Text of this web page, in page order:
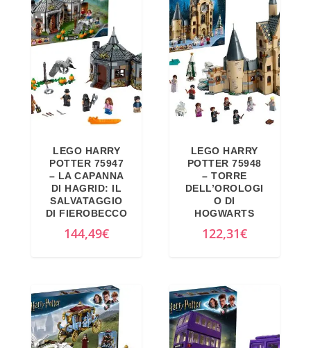
LEGO HARRY
POTTER 75947
– LA CAPANNA
DI HAGRID: IL
SALVATAGGIO
DI FIEROBECCO
144,49€
LEGO HARRY
POTTER 75948
– TORRE
DELL’OROLOGI
O DI
HOGWARTS
122,31€